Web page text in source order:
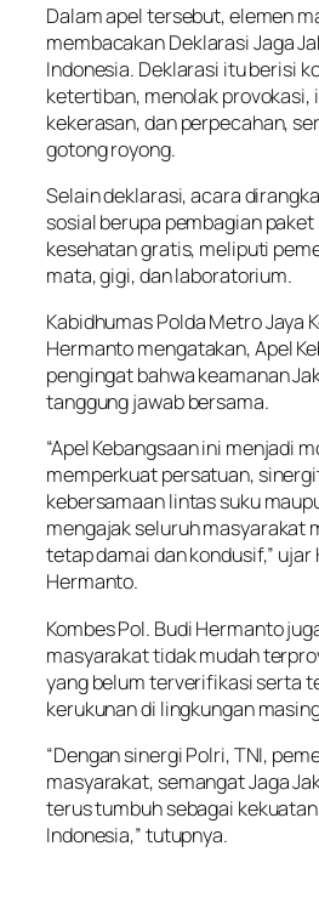
Dalam apel tersebut, elemen
membacakan Deklarasi Jaga
Indonesia. Deklarasi itu berisi
ketertiban, menolak provokasi,
kekerasan, dan perpecahan,
gotong royong.
Selain deklarasi, acara
sosial berupa pembagian
kesehatan gratis, meliputi
mata, gigi, dan laboratorium.
Kabidhumas Polda Metro Jaya
Hermanto mengatakan, Apel
pengingat bahwa keamanan
tanggung jawab bersama.
“Apel Kebangsaan ini menjadi
memperkuat persatuan,
kebersamaan lintas suku
mengajak seluruh masyarakat
tetap damai dan kondusif,” ujar
Hermanto.
Kombes Pol. Budi Hermanto
masyarakat tidak mudah
yang belum terverifikasi serta
kerukunan di lingkungan
“Dengan sinergi Polri, TNI,
masyarakat, semangat Jaga
terus tumbuh sebagai
Indonesia,” tutupnya.